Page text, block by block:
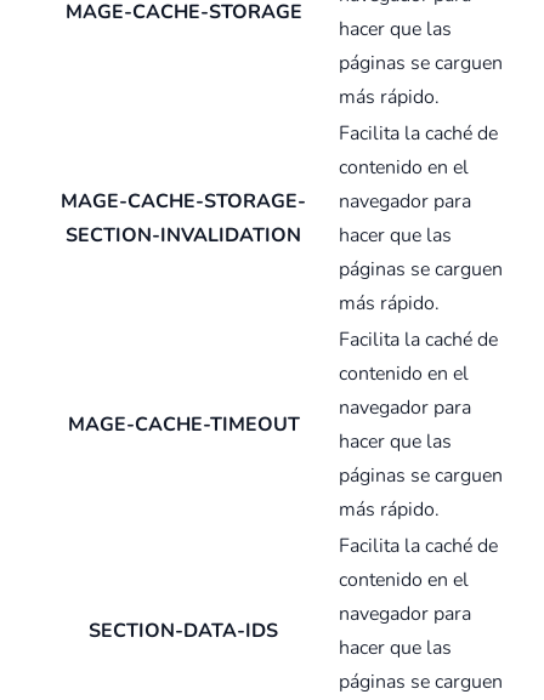
MAGE-CACHE-STORAGE
hacer que las
páginas se carguen
más rápido.
MAGE-CACHE-STORAGE-
SECTION-INVALIDATION
Facilita la caché de
contenido en el
navegador para
hacer que las
páginas se carguen
más rápido.
MAGE-CACHE-TIMEOUT
Facilita la caché de
contenido en el
navegador para
hacer que las
páginas se carguen
más rápido.
SECTION-DATA-IDS
Facilita la caché de
contenido en el
navegador para
hacer que las
páginas se carguen